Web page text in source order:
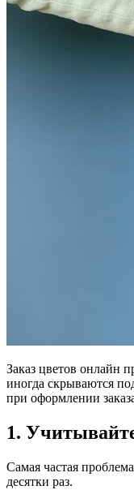
Заказ цветов онлайн
иногда скрываются
при оформлении
1.
Самая частая
десятки раз.